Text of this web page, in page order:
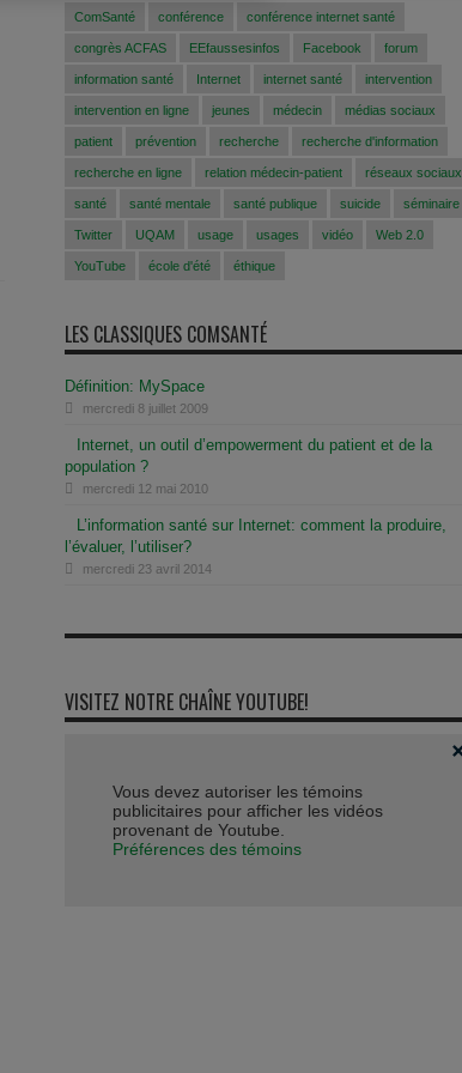
ComSanté conférence conférence internet santé
congrès ACFAS EEfaussesinfos Facebook forum
information santé Internet internet santé intervention
intervention en ligne jeunes médecin médias sociaux
patient prévention recherche recherche d'information
recherche en ligne relation médecin-patient réseaux sociaux
santé santé mentale santé publique suicide séminaire
Twitter UQAM usage usages vidéo Web 2.0
YouTube école d'été éthique
LES CLASSIQUES COMSANTÉ
Définition: MySpace
mercredi 8 juillet 2009
Internet, un outil d’empowerment du patient et de la
population ?
mercredi 12 mai 2010
L’information santé sur Internet: comment la produire,
l’évaluer, l’utiliser?
mercredi 23 avril 2014
VISITEZ NOTRE CHAÎNE YOUTUBE!
Vous devez autoriser les témoins
publicitaires pour afficher les vidéos
provenant de Youtube.
Préférences des témoins